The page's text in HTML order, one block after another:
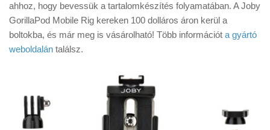
ahhoz, hogy bevessük a tartalomkészítés folyamatában. A Joby
GorillaPod Mobile Rig kereken 100 dolláros áron kerül a
boltokba, és már meg is vásárolható! Több információt a gyártó
weboldalán találsz.